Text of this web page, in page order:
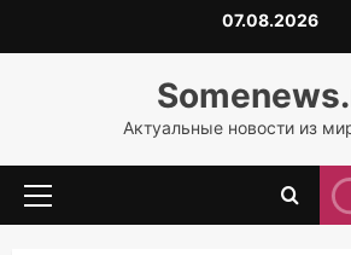
к
07.08.2026
Актуальные новости из
Основное